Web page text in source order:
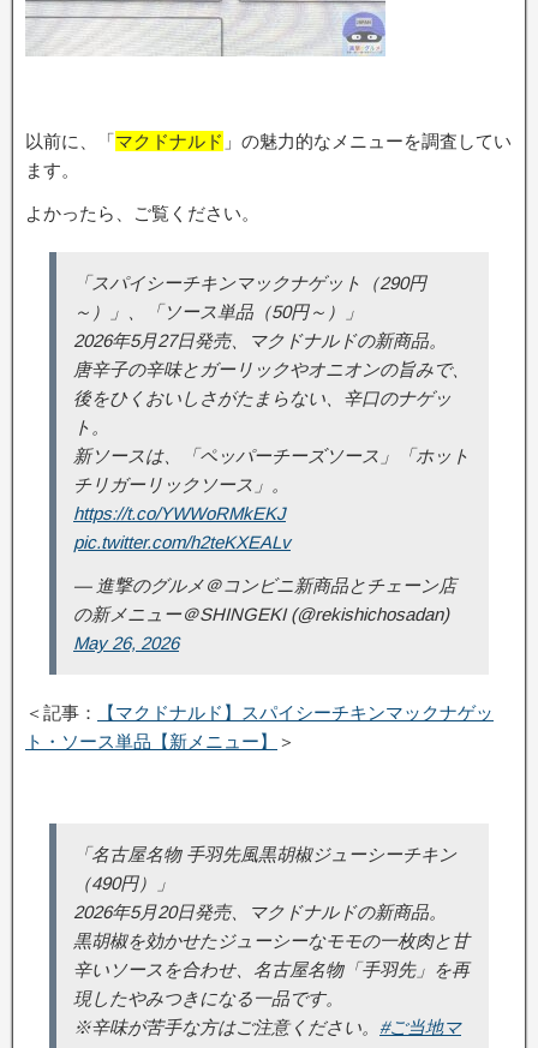
以前に、「マクドナルド 」の魅力的なメニューを調査してい
ます。
よかったら、ご覧ください。
「スパイシーチキンマックナゲット（290円
～）」、「ソース単品（50円～）」
2026年5月27日発売、マクドナルドの新商品。
唐辛子の辛味とガーリックやオニオンの旨みで、
後をひくおいしさがたまらない、辛口のナゲッ
ト。
新ソースは、「ペッパーチーズソース」「ホット
チリガーリックソース」。
https://t.co/YWWoRMkEKJ
pic.twitter.com/h2teKXEALv
— 進撃のグルメ＠コンビニ新商品とチェーン店
の新メニュー＠SHINGEKI (@rekishichosadan)
May 26, 2026
＜記事：
【マクドナルド】スパイシーチキンマックナゲッ
ト・ソース単品【新メニュー】
＞
「名古屋名物 手羽先風黒胡椒ジューシーチキン
（490円）」
2026年5月20日発売、マクドナルドの新商品。
黒胡椒を効かせたジューシーなモモの一枚肉と甘
辛いソースを合わせ、名古屋名物「手羽先」を再
現したやみつきになる一品です。
※辛味が苦手な方はご注意ください。 #ご当地マ